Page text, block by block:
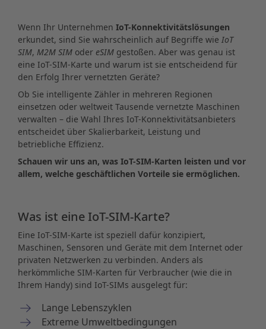
Wenn Ihr Unternehmen IoT-Konnektivitätslösungen
erkundet, sind Sie wahrscheinlich auf Begriffe wie IoT
SIM, M2M SIM oder eSIM gestoßen. Aber was genau ist
eine IoT-SIM-Karte und warum ist sie entscheidend für
den Erfolg Ihrer vernetzten Geräte?
Ob Sie intelligente Zähler in mehreren Regionen
einsetzen oder weltweit Tausende vernetzte Maschinen
verwalten – die Wahl Ihres IoT-Konnektivitätsanbieters
entscheidet über Skalierbarkeit, Leistung und
betriebliche Effizienz.
Schauen wir uns an, was IoT-SIM-Karten leisten und vor
allem, welche geschäftlichen Vorteile sie ermöglichen.
Was ist eine IoT-SIM-Karte?
Eine IoT-SIM-Karte ist speziell dafür konzipiert,
Maschinen, Sensoren und Geräte mit dem Internet oder
privaten Netzwerken zu verbinden. Anders als
herkömmliche SIM-Karten für Verbraucher (wie die in
Ihrem Handy) sind IoT-SIMs ausgelegt für:
Lange Lebenszyklen
Extreme Umweltbedingungen